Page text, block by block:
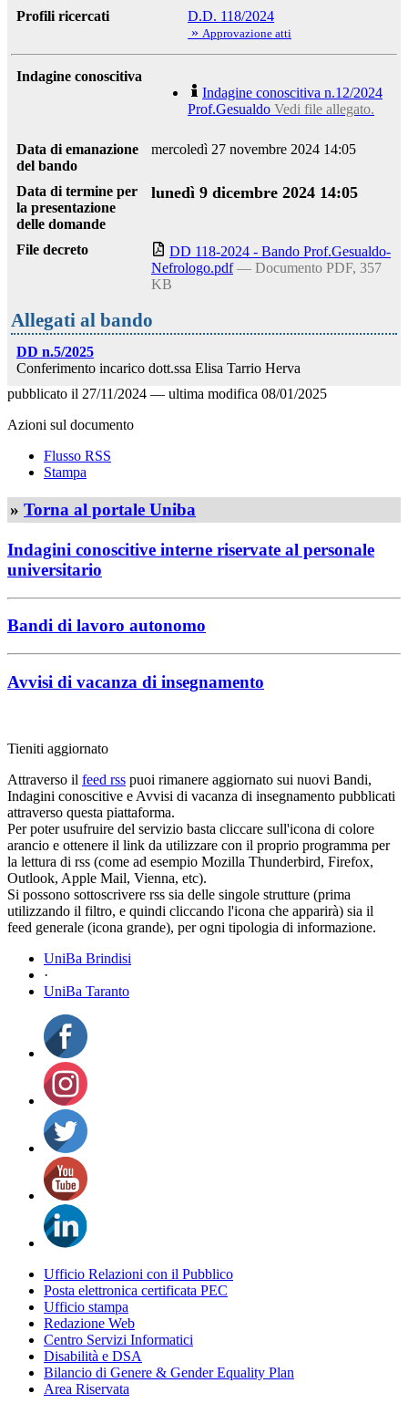
Profili ricercati
D.D. 118/2024
» Approvazione atti
Indagine conoscitiva
Indagine conoscitiva n.12/2024
Prof.Gesualdo Vedi file allegato.
Data di emanazione
del bando
mercoledì 27 novembre 2024 14:05
Data di termine per
la presentazione
delle domande
lunedì 9 dicembre 2024 14:05
File decreto
DD 118-2024 - Bando Prof.Gesualdo-
Nefrologo.pdf — Documento PDF, 357
KB
Allegati al bando
DD n.5/2025
Conferimento incarico dott.ssa Elisa Tarrio Herva
pubblicato il 27/11/2024 — ultima modifica 08/01/2025
Azioni sul documento
Flusso RSS
Stampa
» Torna al portale Uniba
Indagini conoscitive interne riservate al personale
universitario
Bandi di lavoro autonomo
Avvisi di vacanza di insegnamento
Tieniti aggiornato
Attraverso il feed rss puoi rimanere aggiornato sui nuovi Bandi,
Indagini conoscitive e Avvisi di vacanza di insegnamento pubblicati
attraverso questa piattaforma.
Per poter usufruire del servizio basta cliccare sull'icona di colore
arancio e ottenere il link da utilizzare con il proprio programma per
la lettura di rss (come ad esempio Mozilla Thunderbird, Firefox,
Outlook, Apple Mail, Vienna, etc).
Si possono sottoscrivere rss sia delle singole strutture (prima
utilizzando il filtro, e quindi cliccando l'icona che apparirà) sia il
feed generale (icona grande), per ogni tipologia di informazione.
UniBa Brindisi
·
UniBa Taranto
Ufficio Relazioni con il Pubblico
Posta elettronica certificata PEC
Ufficio stampa
Redazione Web
Centro Servizi Informatici
Disabilità e DSA
Bilancio di Genere & Gender Equality Plan
Area Riservata